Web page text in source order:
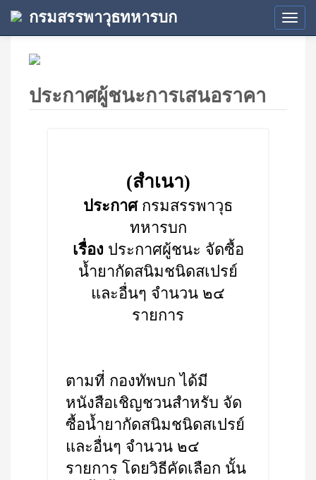
กรมสรรพาวุธทหารบก
ประกาศผู้ชนะการเสนอราคา
(สำเนา)
ประกาศกรมสรรพาวุธ
ทหารบก
เรื่อง ประกาศผู้ชนะ จัดซื้อ
น้ำยากัดสนิมชนิดสเปรย์
และอื่นๆ จำนวน ๒๔
รายการ
ตามที่ กองทัพบก ได้มี
หนังสือเชิญชวนสำหรับ จัด
ซื้อน้ำยากัดสนิมชนิดสเปรย์
และอื่นๆ จำนวน ๒๔
รายการ โดยวิธีคัดเลือก นั้น